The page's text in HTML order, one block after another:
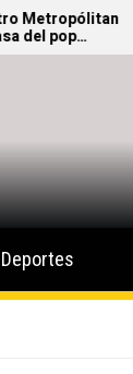
Deportes